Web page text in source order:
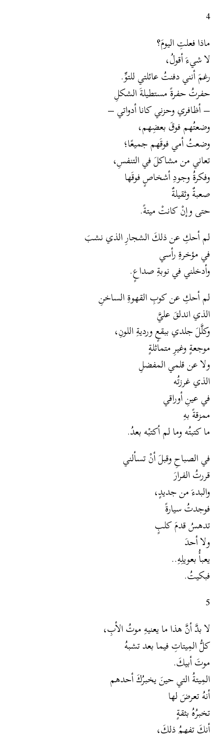
4
ماذا فعلتِ اليومَ؟
لا شيءَ أقولُ،
رغمَ أنني دفنتُ عائلتي للتوِّ.
حفرتُ حفرةً مستطيلةَ الشكلِ
– أظافري وحزني كانا أدواتي –
وضعتُهم فوقَ بعضِهم،
وضعتُ أمي فوقَهم جميعًا؛
تعاني من مشاكلَ في التنفسِ،
وفكرةُ وجودِ أشخاصٍ فوقَها
صعبةٌ وثقيلةٌ
حتى وإنْ كانتْ ميتةً.
لم أحكِ عن ذلكَ الشجارِ الذي نشبَ
في مؤخرةِ رأسي
وأدخلني في نوبةِ صداعٍ.
لم أحكِ عن كوبِ القهوةِ الساخنِ
الذي اندلقَ عليَّ
وكلَّلَ جلدي ببقعٍ ورديةِ اللونِ،
موجعةٍ وغيرِ متماثلةٍ
ولا عن قلمي المفضلِ
الذي غرزتُه
في عينِ أوراقي
ممزقةً بهِ
ما كتبتُه وما لم أكتبْه بعدُ.
في الصباحِ وقبلَ أنْ تسألني
قررتُ الفرارَ
والبدءَ من جديدٍ،
فوجدتُ سيارةً
تدهسُ قدمَ كلبٍ
ولا أحدَ
يعبأُ بعويلِهِ..
فبكيتُ.
5
لا بدَّ أنَّ هذا ما يعنيهِ موتُ الأبِ،
كلُّ المِيتاتِ فيما بعد تشبهُ
موتَ أبيكَ.
المِيتةُ التي حينَ يخبرُكَ أحدهم
أنهُ تعرضَ لها
تخبرُهُ بثقةٍ
أنكَ تفهمُ ذلكَ،